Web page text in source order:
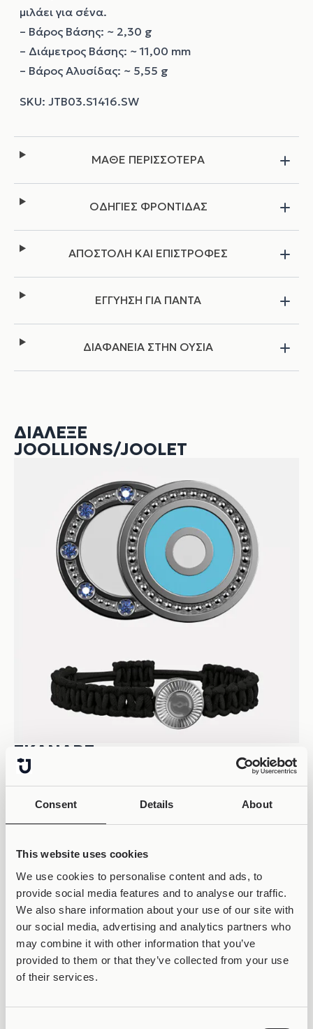
Consent Details About
This website uses cookies
We use cookies to personalise content and ads, to
provide social media features and to analyse our traffic.
We also share information about your use of our site with
our social media, advertising and analytics partners who
may combine it with other information that you’ve
provided to them or that they’ve collected from your use
of their services.
μιλάει για σένα.
– Βάρος Βάσης: ~ 2,30 g
– Διάμετρος Βάσης: ~ 11,00 mm
– Βάρος Αλυσίδας: ~ 5,55 g
ΜΑΘΕ ΠΕΡΙΣΣΟΤΕΡΑ
ΟΔΗΓΙΕΣ ΦΡΟΝΤΙΔΑΣ
ΑΠΟΣΤΟΛΗ ΚΑΙ ΕΠΙΣΤΡΟΦΕΣ
ΕΓΓΥΗΣΗ ΓΙΑ ΠΑΝΤΑ
ΔΙΑΦΑΝΕΙΑ ΣΤΗΝ ΟΥΣΙΑ
ΔΙΆΛΕΞΕ
JOOLLIONS/JOOLET
ΣΚΆΝΑΡΕ
ΤΟ QR CODE